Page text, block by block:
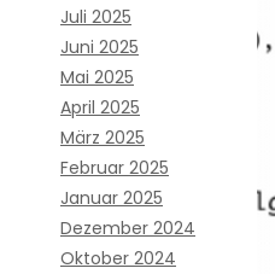
Juli 2025
Juni 2025
Mai 2025
April 2025
März 2025
Februar 2025
Januar 2025
Dezember 2024
Oktober 2024